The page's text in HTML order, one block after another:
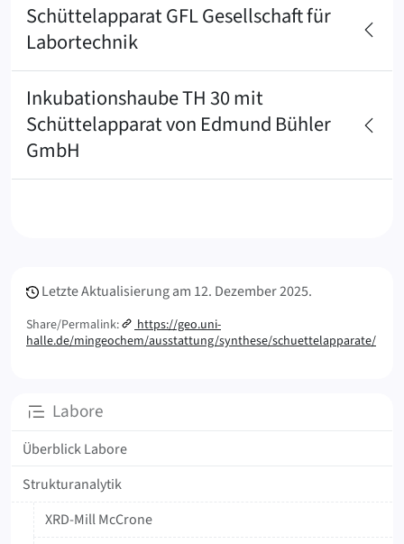
Schüttelapparat GFL Gesellschaft für
Labortechnik
Inkubationshaube TH 30 mit
Schüttelapparat von Edmund Bühler
GmbH
LaboreUnterseiten
Überblick Labore
Strukturanalytik
XRD-Mill McCrone
Letzte Aktualisierung am 12. Dezember 2025.
Share/Permalink:
https://geo.uni-
halle.de/mingeochem/ausstattung/synthese/schuettelapparate/